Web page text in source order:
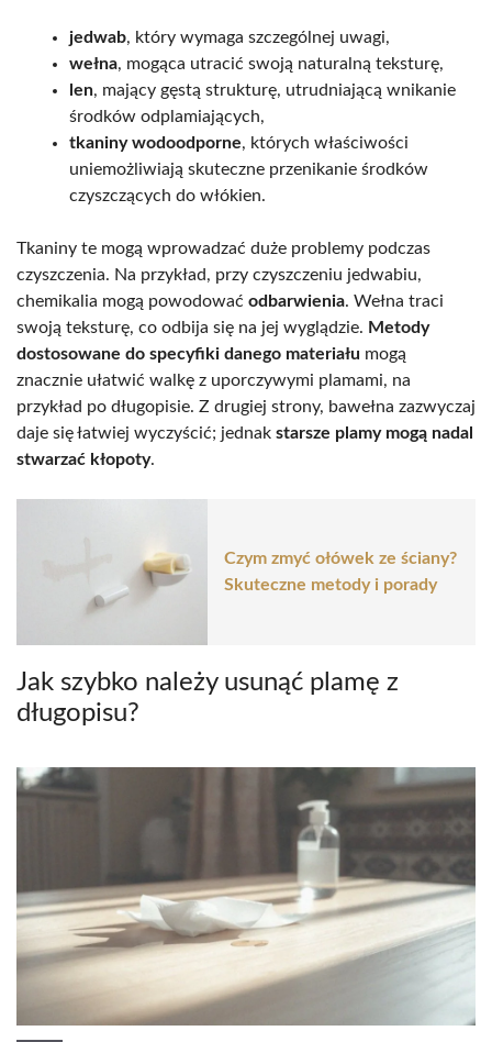
jedwab, który wymaga szczególnej uwagi,
wełna, mogąca utracić swoją naturalną teksturę,
len, mający gęstą strukturę, utrudniającą wnikanie
środków odplamiających,
tkaniny wodoodporne, których właściwości
uniemożliwiają skuteczne przenikanie środków
czyszczących do włókien.
Tkaniny te mogą wprowadzać duże problemy podczas
czyszczenia. Na przykład, przy czyszczeniu jedwabiu,
chemikalia mogą powodować odbarwienia. Wełna traci
swoją teksturę, co odbija się na jej wyglądzie. Metody
dostosowane do specyfiki danego materiału mogą
znacznie ułatwić walkę z uporczywymi plamami, na
przykład po długopisie. Z drugiej strony, bawełna zazwyczaj
daje się łatwiej wyczyścić; jednak starsze plamy mogą nadal
stwarzać kłopoty.
Czym zmyć ołówek ze ściany?
Skuteczne metody i porady
Jak szybko należy usunąć plamę z
długopisu?